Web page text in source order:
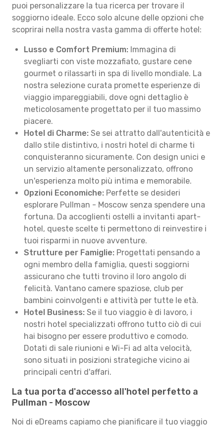
puoi personalizzare la tua ricerca per trovare il
soggiorno ideale. Ecco solo alcune delle opzioni che
scoprirai nella nostra vasta gamma di offerte hotel:
Lusso e Comfort Premium: Immagina di
svegliarti con viste mozzafiato, gustare cene
gourmet o rilassarti in spa di livello mondiale. La
nostra selezione curata promette esperienze di
viaggio impareggiabili, dove ogni dettaglio è
meticolosamente progettato per il tuo massimo
piacere.
Hotel di Charme: Se sei attratto dall'autenticità e
dallo stile distintivo, i nostri hotel di charme ti
conquisteranno sicuramente. Con design unici e
un servizio altamente personalizzato, offrono
un'esperienza molto più intima e memorabile.
Opzioni Economiche: Perfette se desideri
esplorare Pullman - Moscow senza spendere una
fortuna. Da accoglienti ostelli a invitanti apart-
hotel, queste scelte ti permettono di reinvestire i
tuoi risparmi in nuove avventure.
Strutture per Famiglie: Progettati pensando a
ogni membro della famiglia, questi soggiorni
assicurano che tutti trovino il loro angolo di
felicità. Vantano camere spaziose, club per
bambini coinvolgenti e attività per tutte le età.
Hotel Business: Se il tuo viaggio è di lavoro, i
nostri hotel specializzati offrono tutto ciò di cui
hai bisogno per essere produttivo e comodo.
Dotati di sale riunioni e Wi-Fi ad alta velocità,
sono situati in posizioni strategiche vicino ai
principali centri d'affari.
La tua porta d'accesso all'hotel perfetto a
Pullman - Moscow
Noi di eDreams capiamo che pianificare il tuo viaggio